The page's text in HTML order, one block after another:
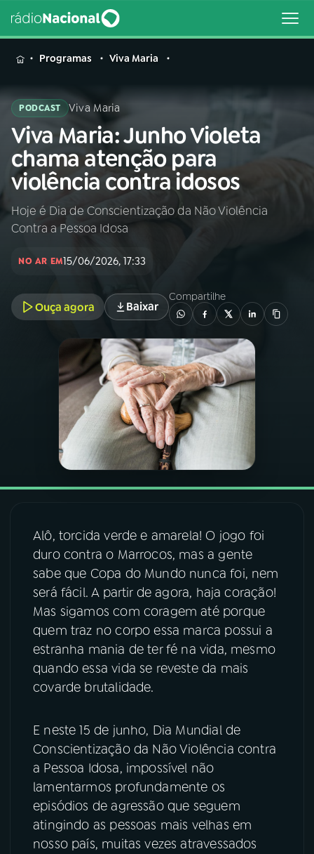
MENU
Buscar
na
Rádio
Nacional
Buscar
AO VIVO
INÍCIO
A RÁDIO
PROGRAMAÇÃO
PROGRAMAS
PODCASTS
06VIDEOCASTS
07 ÚLTIMAS
08FESTIVAL DE MÚSICA
ACOMPANHE A RÁDIO NACIONAL
YouTube Facebook
Instagram
TikTok
Programas Viva Maria
PODCAST Viva Maria
Viva Maria: Junho Violeta
chama atenção para
violência contra idosos
Hoje é Dia de Conscientização da Não Violência
Contra a Pessoa Idosa
NO AR EM15/06/2026, 17:33
Ouça agora Baixar
Compartilhe
Alô, torcida verde e amarela! O jogo foi
duro contra o Marrocos, mas a gente
sabe que Copa do Mundo nunca foi, nem
será fácil. A partir de agora, haja coração!
Mas sigamos com coragem até porque
quem traz no corpo essa marca possui a
estranha mania de ter fé na vida, mesmo
quando essa vida se reveste da mais
covarde brutalidade.
E neste 15 de junho, Dia Mundial de
Conscientização da Não Violência contra
a Pessoa Idosa, impossível não
lamentarmos profundamente os
episódios de agressão que seguem
atingindo as pessoas mais velhas em
nosso país, muitas vezes atravessados